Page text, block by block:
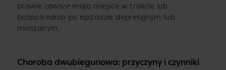
prawie zawsze mają miejsce w trakcie lub
bezpośrednio po epizodzie depresyjnym lub
mieszanym.
Choroba dwubiegunowa: przyczyny i czynniki